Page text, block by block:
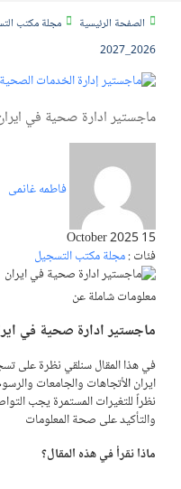
الصفحة الرئيسية مجلة مكتب
2026_2027
ماجستير ادارة صحية في ايران
فاطمه غانمی
15 October 2025
فئات :مجلة مكتب التسجيل
معلومات شاملة عن
ماجستير ادارة صحية في
في هذا المقال سنلقي نظرة على
ايرانالأتجاهات والجامعات
نظراً للتغيرات المستمرة يجب
والتأكيد على صحة المعلومات
ماذا نقرأ في هذه المقال؟